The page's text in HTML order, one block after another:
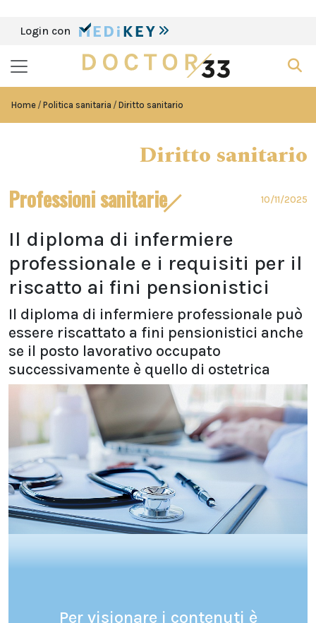
Login con
Home Politica sanitaria Diritto sanitario
Diritto sanitario
Professioni sanitarie 10/11/2025
Il diploma di infermiere
professionale e i requisiti per il
riscatto ai fini pensionistici
Il diploma di infermiere professionale può
essere riscattato a fini pensionistici anche
se il posto lavorativo occupato
successivamente è quello di ostetrica
Per visionare i contenuti è